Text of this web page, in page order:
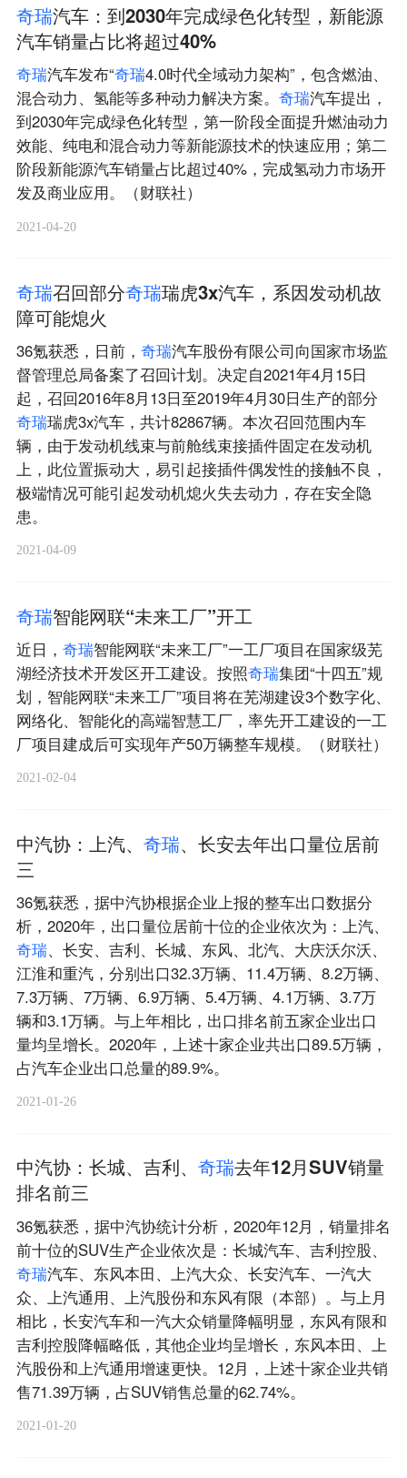
奇瑞汽车：到2030年完成绿色化转型，新能源
汽车销量占比将超过40%
奇瑞汽车发布“奇瑞4.0时代全域动力架构”，包含燃油、
混合动力、氢能等多种动力解决方案。 奇瑞汽车提出，
到2030年完成绿色化转型，第一阶段全面提升燃油动力
效能、纯电和混合动力等新能源技术的快速应用；第二
阶段新能源汽车销量占比超过40%，完成氢动力市场开
发及商业应用。（财联社）
2021-04-20
奇瑞召回部分奇瑞瑞虎3x汽车，系因发动机故
障可能熄火
36氪获悉，日前， 奇瑞汽车股份有限公司向国家市场监
督管理总局备案了召回计划。决定自2021年4月15日
起，召回2016年8月13日至2019年4月30日生产的部分
奇瑞瑞虎3x汽车，共计82867辆。本次召回范围内车
辆，由于发动机线束与前舱线束接插件固定在发动机
上，此位置振动大，易引起接插件偶发性的接触不良，
极端情况可能引起发动机熄火失去动力，存在安全隐
患。
2021-04-09
奇瑞智能网联“未来工厂”开工
近日， 奇瑞智能网联“未来工厂”一工厂项目在国家级芜
湖经济技术开发区开工建设。按照奇瑞集团“十四五”规
划，智能网联“未来工厂”项目将在芜湖建设3个数字化、
网络化、智能化的高端智慧工厂，率先开工建设的一工
厂项目建成后可实现年产50万辆整车规模。（财联社）
2021-02-04
中汽协：上汽、 奇瑞、长安去年出口量位居前
三
36氪获悉，据中汽协根据企业上报的整车出口数据分
析，2020年，出口量位居前十位的企业依次为：上汽、
奇瑞、长安、吉利、长城、东风、北汽、大庆沃尔沃、
江淮和重汽，分别出口32.3万辆、11.4万辆、8.2万辆、
7.3万辆、7万辆、6.9万辆、5.4万辆、4.1万辆、3.7万
辆和3.1万辆。与上年相比，出口排名前五家企业出口
量均呈增长。2020年，上述十家企业共出口89.5万辆，
占汽车企业出口总量的89.9%。
2021-01-26
中汽协：长城、吉利、 奇瑞去年12月SUV销量
排名前三
36氪获悉，据中汽协统计分析，2020年12月，销量排名
前十位的SUV生产企业依次是：长城汽车、吉利控股、
奇瑞汽车、东风本田、上汽大众、长安汽车、一汽大
众、上汽通用、上汽股份和东风有限（本部）。与上月
相比，长安汽车和一汽大众销量降幅明显，东风有限和
吉利控股降幅略低，其他企业均呈增长，东风本田、上
汽股份和上汽通用增速更快。12月，上述十家企业共销
售71.39万辆，占SUV销售总量的62.74%。
2021-01-20